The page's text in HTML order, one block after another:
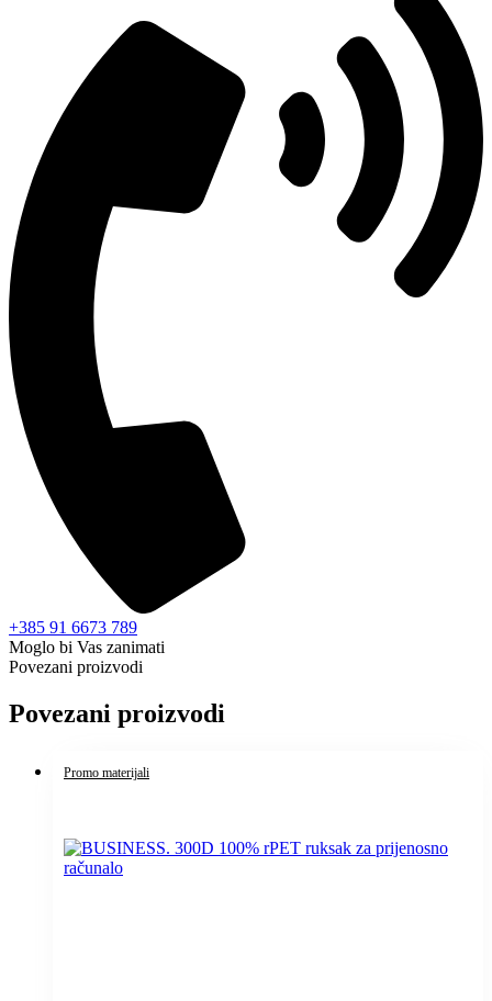
+385 91 6673 789
Moglo bi Vas zanimati
Povezani proizvodi
Povezani proizvodi
Promo materijali